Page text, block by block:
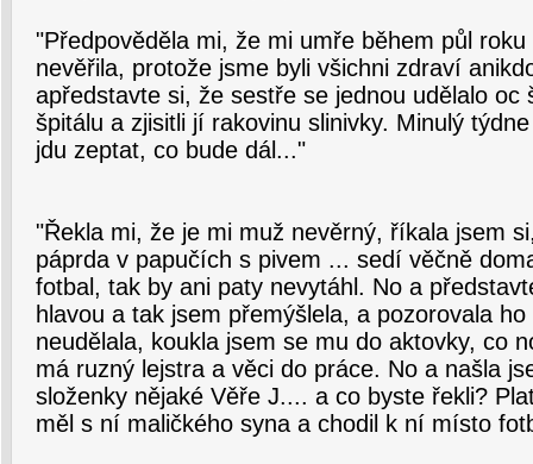
"Předpověděla mi, že mi umře během půl
nevěřila, protože jsme byli všichni zdraví
apředstavte si, že sestře se jednou udělalo oc
špitálu a zjisitli jí rakovinu slinivky. Minulý
jdu zeptat, co bude dál..."
"Řekla mi, že je mi muž nevěrný, říkala jsem
páprda v papučích s pivem ... sedí věčně
fotbal, tak by ani paty nevytáhl. No a
hlavou a tak jsem přemýšlela, a pozorovala
neudělala, koukla jsem se mu do aktovky, co
má ruzný lejstra a věci do práce. No a našla
složenky nějaké Věře J.... a co byste řekli?
měl s ní maličkého syna a chodil k ní místo